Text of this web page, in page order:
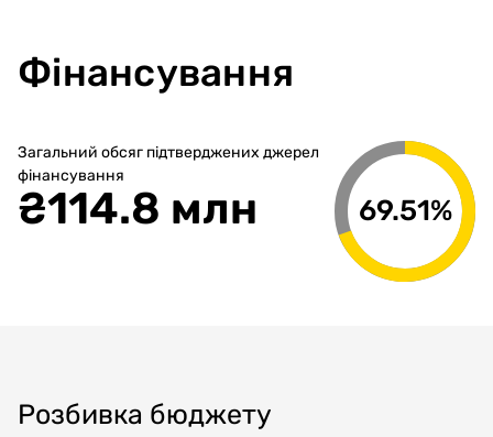
Фінансування
Загальний обсяг підтверджених джерел
фінансування
₴114.8 млн 69.51%
Розбивка бюджету